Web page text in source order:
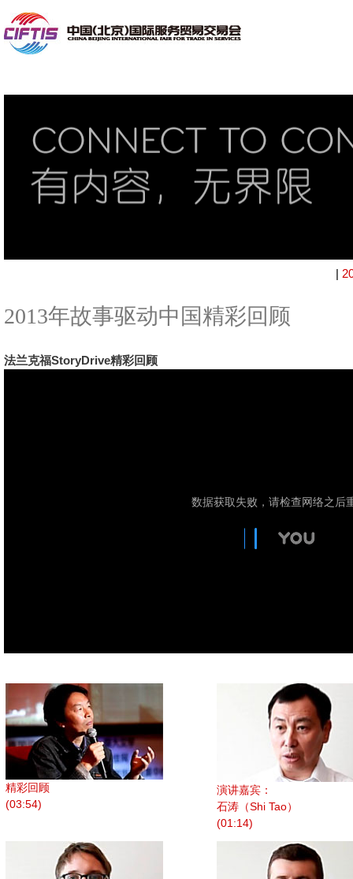
|
2013年故事驱动中国精彩回顾
法兰克福StoryDrive精彩回顾
精彩回顾
(03:54)
演讲嘉宾：
石涛（Shi Tao）
(01:14)